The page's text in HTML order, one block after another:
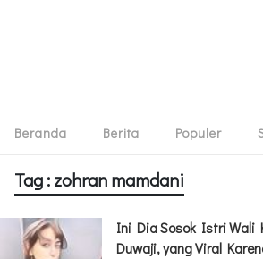
Beranda Berita Populer
Tag : zohran mamdani
Ini Dia Sosok Istri Wali
Duwaji, yang Viral